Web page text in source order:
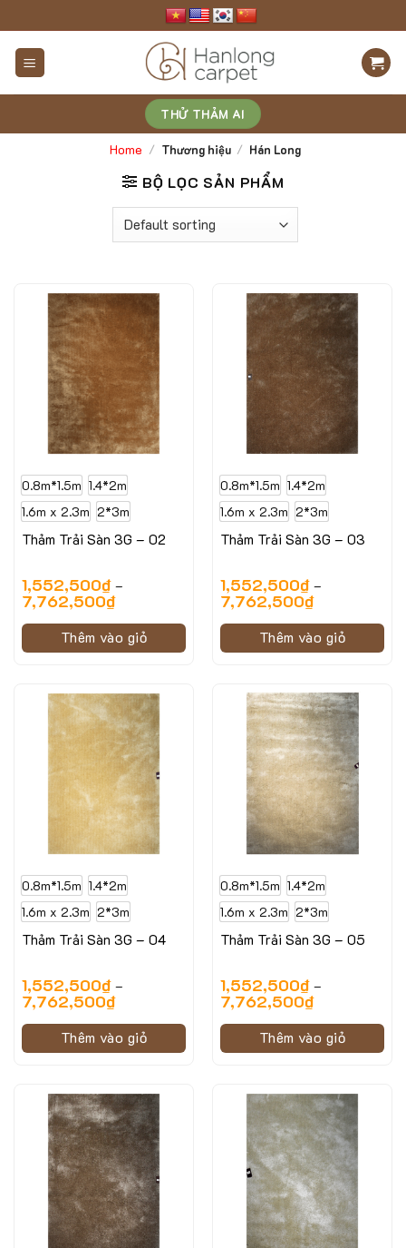
to
content
THỬ THẢM AI
Home / Thương hiệu / Hán Long
BỘ LỌC SẢN PHẨM
0.8m*1.5m 1.4*2m
1.6m x 2.3m 2*3m
Thảm Trải Sàn 3G – 02
1,552,500₫–
7,762,500₫
Thêm vào giỏ
0.8m*1.5m 1.4*2m
1.6m x 2.3m 2*3m
Thảm Trải Sàn 3G – 03
1,552,500₫–
7,762,500₫
Thêm vào giỏ
0.8m*1.5m 1.4*2m
1.6m x 2.3m 2*3m
Thảm Trải Sàn 3G – 04
1,552,500₫–
7,762,500₫
Thêm vào giỏ
0.8m*1.5m 1.4*2m
1.6m x 2.3m 2*3m
Thảm Trải Sàn 3G – 05
1,552,500₫–
7,762,500₫
Thêm vào giỏ